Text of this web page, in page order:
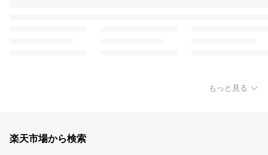
もっと見る
楽天市場から検索